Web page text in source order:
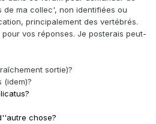
ma collec', non identifiées ou
principalement des vertébrés.
vos réponses. Je posterais peut-
sortie)?
(idem)?
chose?